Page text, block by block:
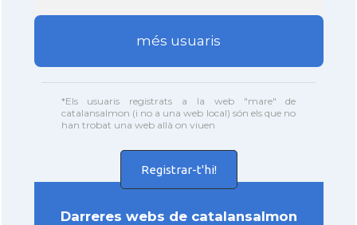
més usuaris
*Els usuaris registrats a la web "mare" de
catalansalmon (i no a una web local) són els que no
han trobat una web allà on viuen
Registrar-t'hi!
Darreres webs de catalansalmon